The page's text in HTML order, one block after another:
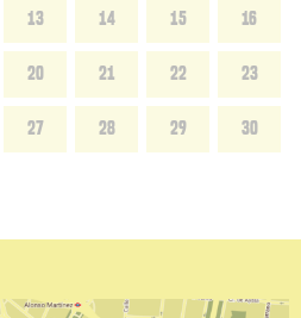
13 14 15 16
20 21 22 23
27 28 29 30